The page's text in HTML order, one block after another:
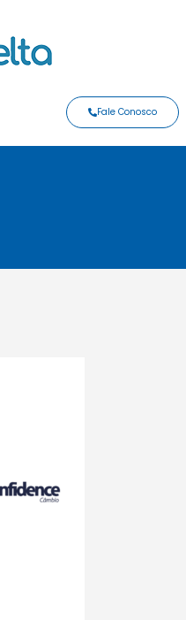
Fale Conosco